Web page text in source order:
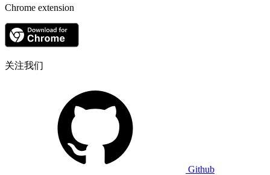
Chrome extension
关注我们
Github